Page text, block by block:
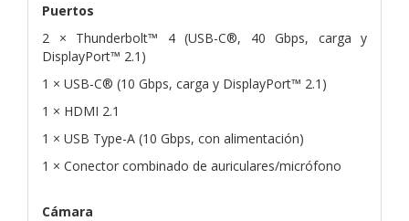
Puertos
2 × Thunderbolt™ 4 (USB-C®, 40 Gbps, carga y
DisplayPort™ 2.1)
1 × USB-C® (10 Gbps, carga y DisplayPort™ 2.1)
1 × HDMI 2.1
1 × USB Type-A (10 Gbps, con alimentación)
1 × Conector combinado de auriculares/micrófono
Cámara